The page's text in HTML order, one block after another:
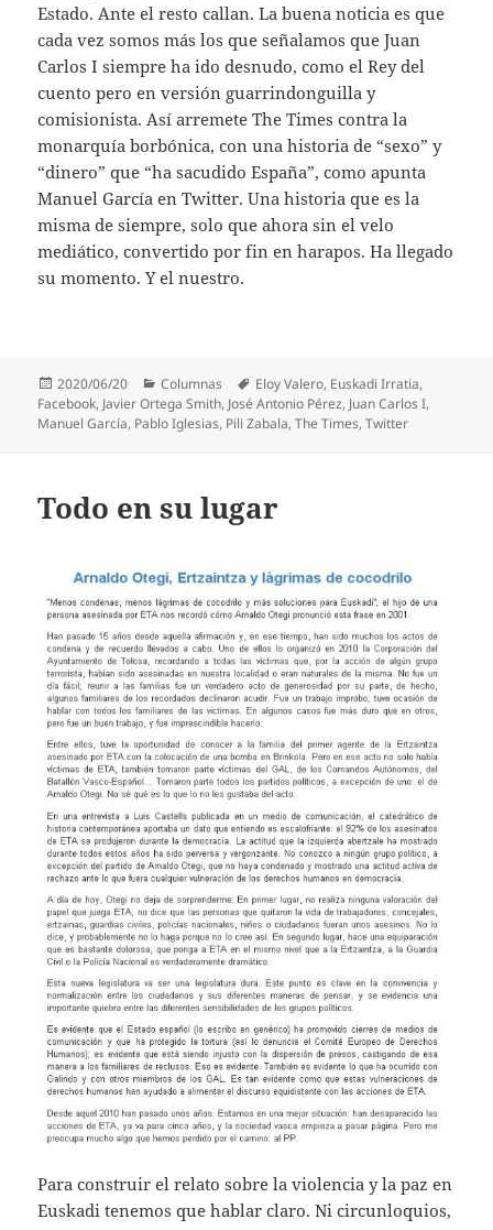
Estado. Ante el resto callan. La buena noticia es que
cada vez somos más los que señalamos que Juan
Carlos I siempre ha ido desnudo, como el Rey del
cuento pero en versión guarrindonguilla y
comisionista. Así arremete The Times contra la
monarquía borbónica, con una historia de “sexo” y
“dinero” que “ha sacudido España”, como apunta
Manuel García en Twitter. Una historia que es la
misma de siempre, solo que ahora sin el velo
mediático, convertido por fin en harapos. Ha llegado
su momento. Y el nuestro.
Publicado
el
2020/06/20 Categorías
Columnas Etiquetas
Eloy Valero, Euskadi Irratia,
Facebook, Javier Ortega Smith, José Antonio Pérez, Juan Carlos I,
Manuel García, Pablo Iglesias, Pili Zabala,The Times,Twitter
Todo en su lugar
Para construir el relato sobre la violencia y la paz en
Euskadi tenemos que hablar claro. Ni circunloquios,